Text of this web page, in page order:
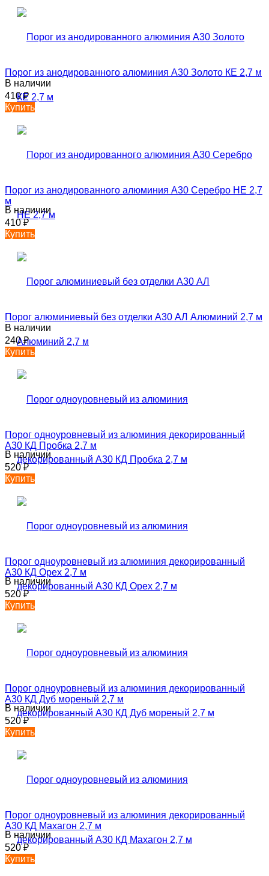
Порог из анодированного алюминия А30 Золото КЕ 2,7 м
В наличии
410₽
Купить
Порог из анодированного алюминия А30 Серебро НЕ 2,7
м
В наличии
410₽
Купить
Порог алюминиевый без отделки А30 АЛ Алюминий 2,7 м
В наличии
240₽
Купить
Порог одноуровневый из алюминия декорированный
А30 КД Пробка 2,7 м
В наличии
520₽
Купить
Порог одноуровневый из алюминия декорированный
А30 КД Орех 2,7 м
В наличии
520₽
Купить
Порог одноуровневый из алюминия декорированный
А30 КД Дуб мореный 2,7 м
В наличии
520₽
Купить
Порог одноуровневый из алюминия декорированный
А30 КД Махагон 2,7 м
В наличии
520₽
Купить